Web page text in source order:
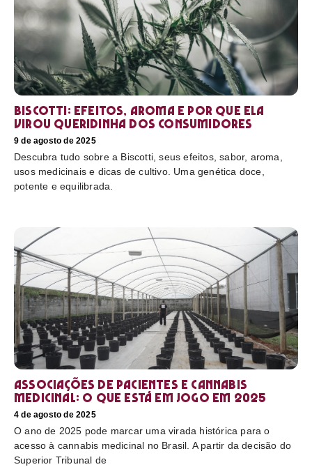
Biscotti: efeitos, aroma e por que ela
virou queridinha dos consumidores
9 de agosto de 2025
Descubra tudo sobre a Biscotti, seus efeitos, sabor, aroma,
usos medicinais e dicas de cultivo. Uma genética doce,
potente e equilibrada.
Associações de pacientes e cannabis
medicinal: o que está em jogo em 2025
4 de agosto de 2025
O ano de 2025 pode marcar uma virada histórica para o
acesso à cannabis medicinal no Brasil. A partir da decisão do
Superior Tribunal de